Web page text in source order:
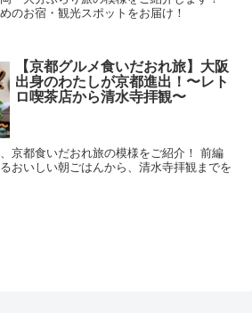
のお宿・観光スポットをお届け！
【京都グルメ食いだおれ旅】大阪
出身のわたしが京都進出！〜レト
ロ喫茶店から清水寺拝観〜
京都食いだおれ旅の模様をご紹介！ 前編
おいしい朝ごはんから、清水寺拝観までを